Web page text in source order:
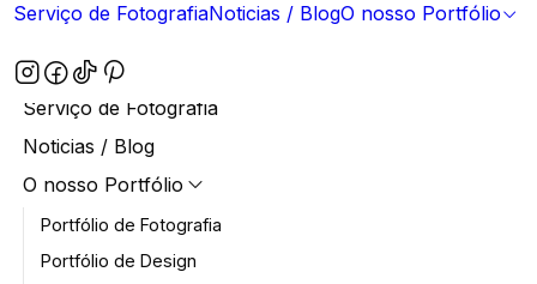
Serviço de FotografiaNoticias / BlogO nosso Portfólio
View all
OFERTAS e DESCONTOS IMPERDÍVEIS
Serviço de Fotografia
Noticias / Blog
O nosso Portfólio
Portfólio de Fotografia
Portfólio de Design